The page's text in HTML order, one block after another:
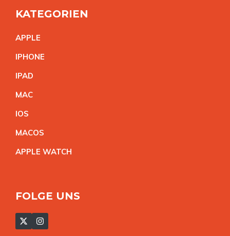
KATEGORIEN
APPLE
IPHONE
IPAD
MAC
IOS
MACOS
APPLE WATCH
FOLGE UNS